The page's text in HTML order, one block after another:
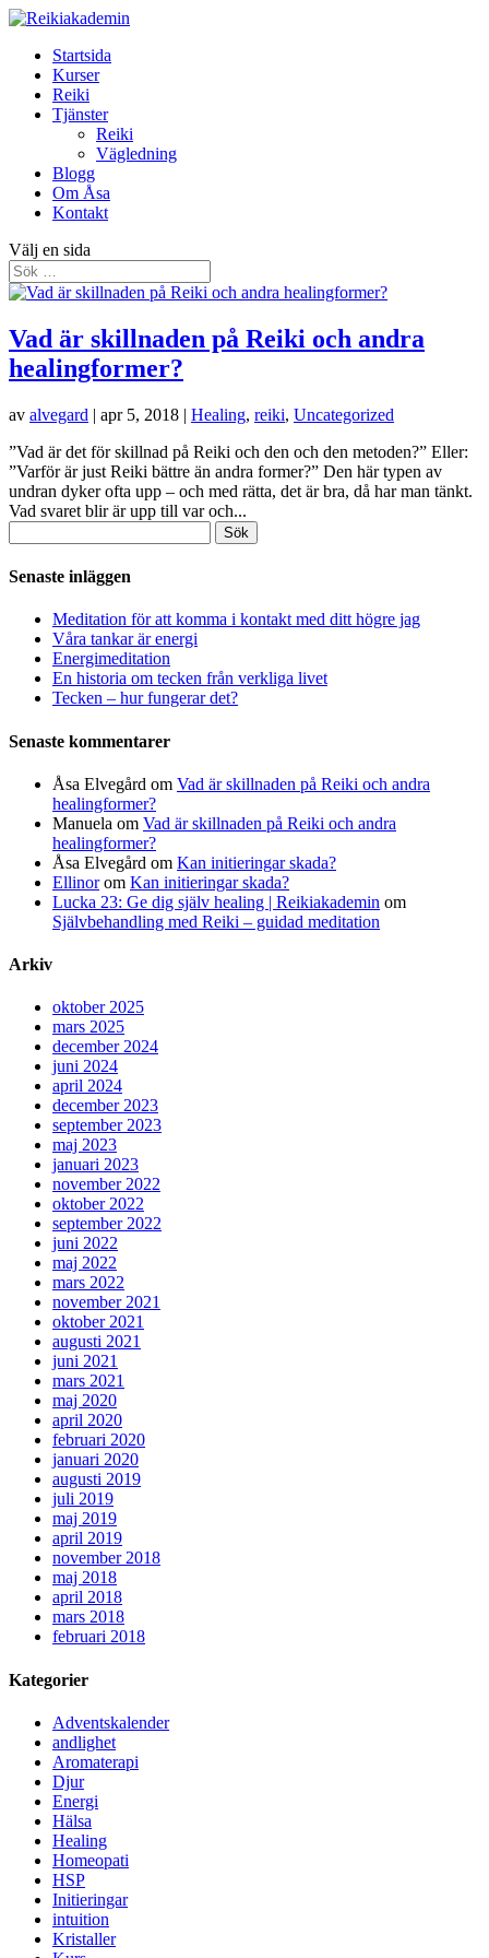
Startsida
Kurser
Reiki
Tjänster
Reiki
Vägledning
Blogg
Om Åsa
Kontakt
Välj en sida
Vad är skillnaden på Reiki och andra
healingformer?
av alvegard | apr 5, 2018 | Healing, reiki, Uncategorized
”Vad är det för skillnad på Reiki och den och den metoden?” Eller:
”Varför är just Reiki bättre än andra former?” Den här typen av
undran dyker ofta upp – och med rätta, det är bra, då har man tänkt.
Vad svaret blir är upp till var och...
efter:
Senaste inläggen
Meditation för att komma i kontakt med ditt högre jag
Våra tankar är energi
Energimeditation
En historia om tecken från verkliga livet
Tecken – hur fungerar det?
Senaste kommentarer
Åsa Elvegård om Vad är skillnaden på Reiki och andra
healingformer?
Manuela om Vad är skillnaden på Reiki och andra
healingformer?
Åsa Elvegård om Kan initieringar skada?
Ellinorom Kan initieringar skada?
Lucka 23: Ge dig själv healing | Reikiakademin om
Självbehandling med Reiki – guidad meditation
Arkiv
oktober 2025
mars 2025
december 2024
juni 2024
april 2024
december 2023
september 2023
maj 2023
januari 2023
november 2022
oktober 2022
september 2022
juni 2022
maj 2022
mars 2022
november 2021
oktober 2021
augusti 2021
juni 2021
mars 2021
maj 2020
april 2020
februari 2020
januari 2020
augusti 2019
juli 2019
maj 2019
april 2019
november 2018
maj 2018
april 2018
mars 2018
februari 2018
Kategorier
Adventskalender
andlighet
Aromaterapi
Djur
Energi
Hälsa
Healing
Homeopati
HSP
Initieringar
intuition
Kristaller